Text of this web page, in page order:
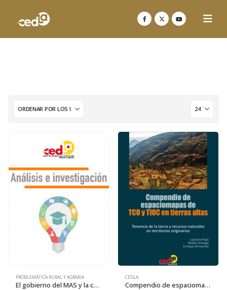
PROBLEMÁTICA RURAL Y AGRARIA
El gobierno del MAS y la consolidación de la base material del “poder empresarial hacendal”
CEDLA
Compendio de espaciomapas de TCO y TIOC en tierras altas. Tenencia de la tierra y recursos naturales en territorios originarios (2013)